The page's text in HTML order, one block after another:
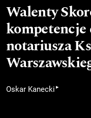
Walenty
kompetencje
notariusza
Oskar Kanecki ▸